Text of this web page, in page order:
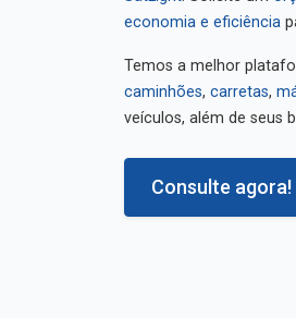
economia e eficiência
Temos a melhor
caminhões
veículos, além de seus
Consulte agora!